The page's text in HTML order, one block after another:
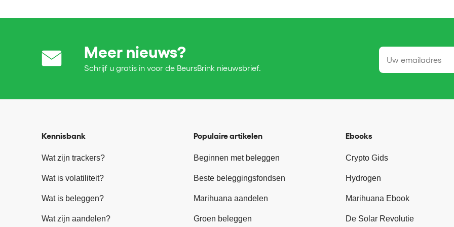
Meer nieuws?
Schrijf u gratis in voor de BeursBrink nieuwsbrief.
Kennisbank
Wat zijn trackers?
Wat is volatiliteit?
Wat is beleggen?
Wat zijn aandelen?
Populaire artikelen
Beginnen met beleggen
Beste beleggingsfondsen
Marihuana aandelen
Groen beleggen
Ebooks
Crypto Gids
Hydrogen
Marihuana Ebook
De Solar Revolutie